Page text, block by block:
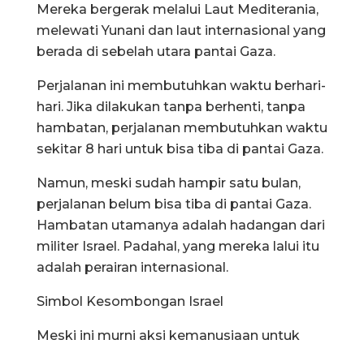
Mereka bergerak melalui Laut Mediterania,
melewati Yunani dan laut internasional yang
berada di sebelah utara pantai Gaza.
Perjalanan ini membutuhkan waktu berhari-
hari. Jika dilakukan tanpa berhenti, tanpa
hambatan, perjalanan membutuhkan waktu
sekitar 8 hari untuk bisa tiba di pantai Gaza.
Namun, meski sudah hampir satu bulan,
perjalanan belum bisa tiba di pantai Gaza.
Hambatan utamanya adalah hadangan dari
militer Israel. Padahal, yang mereka lalui itu
adalah perairan internasional.
Simbol Kesombongan Israel
Meski ini murni aksi kemanusiaan untuk